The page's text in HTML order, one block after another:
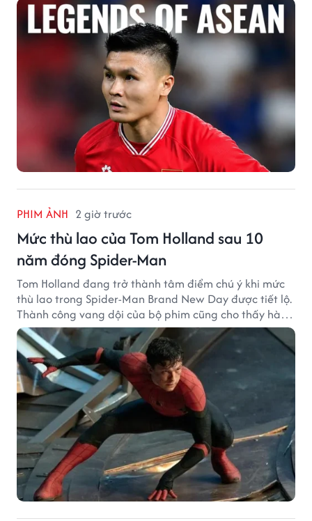
PHIM ẢNH 2 giờ trước
Mức thù lao của Tom Holland sau 10
năm đóng Spider-Man
Tom Holland đang trở thành tâm điểm chú ý khi mức
thù lao trong Spider-Man Brand New Day được tiết lộ.
Thành công vang dội của bộ phim cũng cho thấy hành
trình thăng hạng đáng chú ý của nam diễn viên sau
một thập kỷ gắn bó với vai Người Nhện.